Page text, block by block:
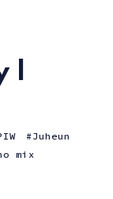
Juheun
mix